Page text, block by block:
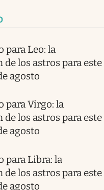
para Leo: la
los astros para este
agosto
para Virgo: la
los astros para este
agosto
para Libra: la
los astros para este
agosto